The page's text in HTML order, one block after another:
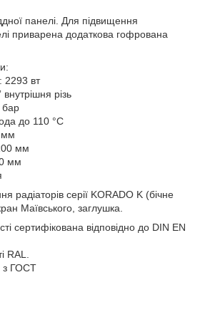
панелі. Для підвищення
приварена додаткова гофрована
2293 вт
різь
бар
до 110 °C
мм
мм
мм
радіаторів серії KORADO K (бічне
Маївського, заглушка.
сертифікована відповідно до DIN EN
RAL.
з ГОСТ